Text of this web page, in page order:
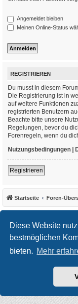
Diese Website
bestmöglichen
bieten. Mehr
Angemeldet bleiben
Meinen Online-Status
REGISTRIEREN
Du musst in diesem
Die Registrierung ist in
auf weitere Funktionen
registrierten Benutzern
Beachte bitte unsere
Regelungen, bevor du
Forenregeln, wenn du
Nutzungsbedingungen |
Registrieren
Startseite Foren-
Powered by